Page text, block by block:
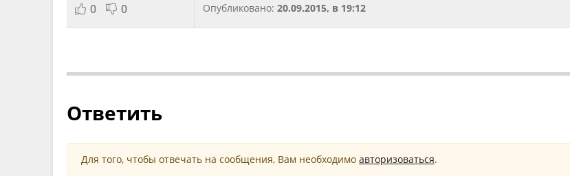
0 0 Опубликовано: 20.09.2015, в 19:12
Ответить
Для того, чтобы отвечать на сообщения, Вам необходимо авторизоваться.